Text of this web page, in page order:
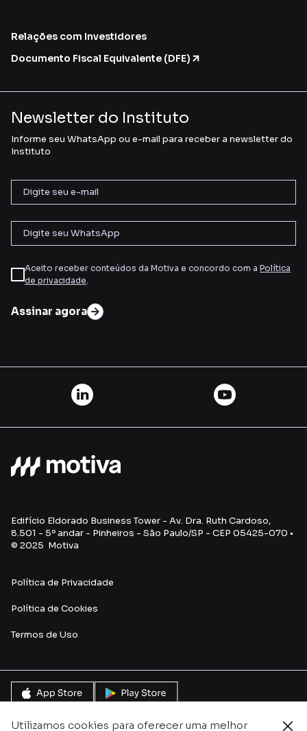
Utilizamos cookies para oferecer uma melhor
Relações com Investidores
Documento Fiscal Equivalente (DFE)
Newsletter do Instituto
Informe seu WhatsApp ou e-mail para receber a newsletter do
Instituto
Aceito receber conteúdos da Motiva e concordo com a Política
de privacidade.
Assinar agora
Edifício Eldorado Business Tower - Av. Dra. Ruth Cardoso,
8.501 - 5º andar - Pinheiros - São Paulo/SP - CEP 05425-070 •
© 2025 Motiva
Política de Privacidade
Política de Cookies
Termos de Uso